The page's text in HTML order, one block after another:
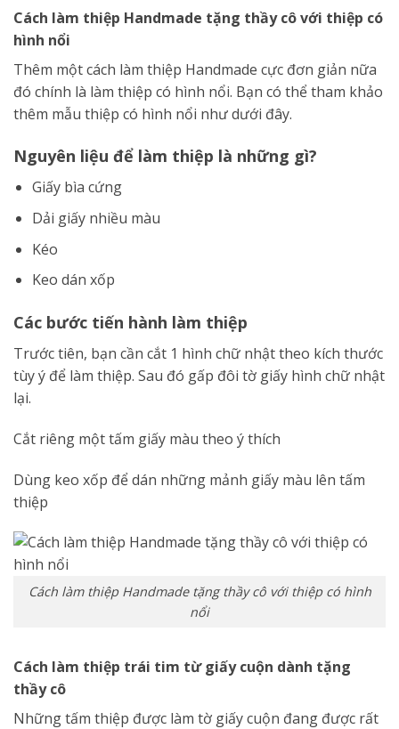
Cách làm thiệp Handmade tặng thầy cô với thiệp có
hình nổi
Thêm một cách làm thiệp Handmade cực đơn giản nữa
đó chính là làm thiệp có hình nổi. Bạn có thể tham khảo
thêm mẫu thiệp có hình nổi như dưới đây.
Nguyên liệu để làm thiệp là những gì?
Giấy bìa cứng
Dải giấy nhiều màu
Kéo
Keo dán xốp
Các bước tiến hành làm thiệp
Trước tiên, bạn cần cắt 1 hình chữ nhật theo kích thước
tùy ý để làm thiệp. Sau đó gấp đôi tờ giấy hình chữ nhật
lại.
Cắt riêng một tấm giấy màu theo ý thích
Dùng keo xốp để dán những mảnh giấy màu lên tấm
thiệp
Cách làm thiệp Handmade tặng thầy cô với thiệp có hình
nổi
Cách làm thiệp trái tim từ giấy cuộn dành tặng
thầy cô
Những tấm thiệp được làm tờ giấy cuộn đang được rất